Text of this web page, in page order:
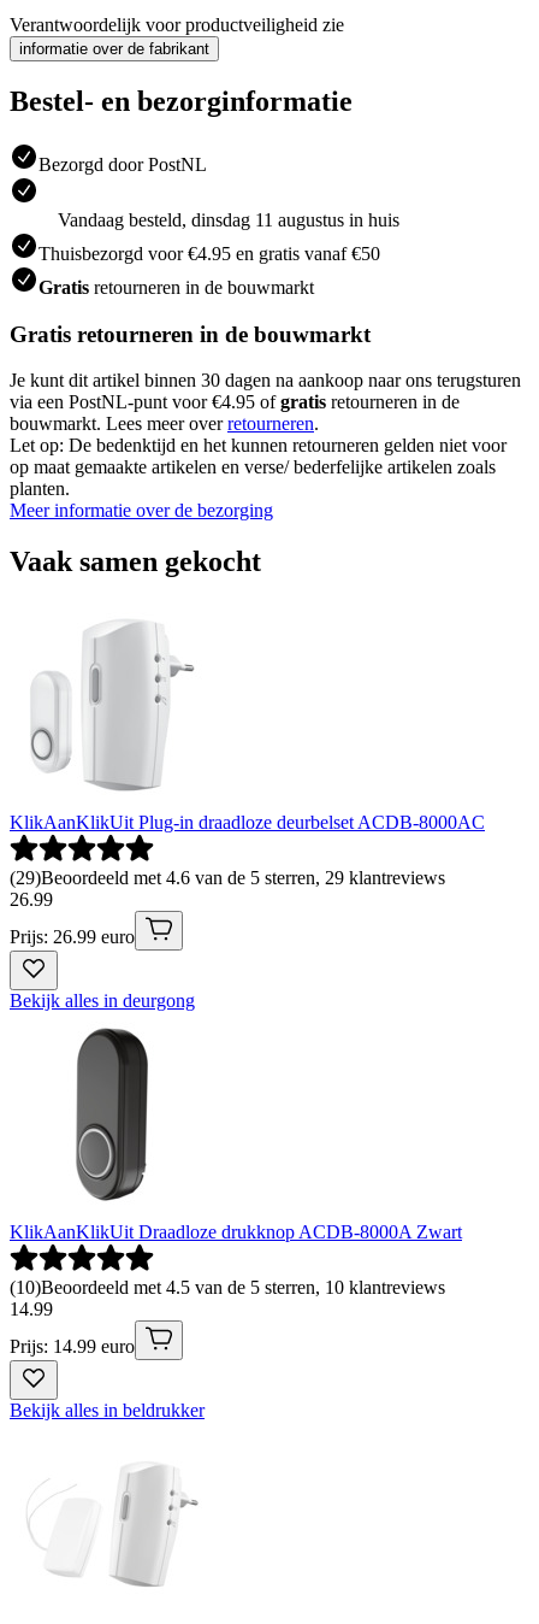
Verantwoordelijk voor productveiligheid zie
informatie over de fabrikant
Bestel- en bezorginformatie
Bezorgd door PostNL
Vandaag besteld, dinsdag 11 augustus in huis
Thuisbezorgd voor €4.95 en gratis vanaf €50
Gratis retourneren in de bouwmarkt
Gratis retourneren in de bouwmarkt
Je kunt dit artikel binnen 30 dagen na aankoop naar ons terugsturen
via een PostNL-punt voor €4.95 ofgratis retourneren in de
bouwmarkt. Lees meer overretourneren.
Let op: De bedenktijd en het kunnen retourneren gelden niet voor
op maat gemaakte artikelen en verse/ bederfelijke artikelen zoals
planten.
Meer informatie over de bezorging
Vaak samen gekocht
KlikAanKlikUit Plug-in draadloze deurbelset ACDB-8000AC
(29)Beoordeeld met 4.6 van de 5 sterren, 29 klantreviews
26.99
Prijs: 26.99 euro
Bekijk alles in deurgong
KlikAanKlikUit Draadloze drukknop ACDB-8000A Zwart
(10)Beoordeeld met 4.5 van de 5 sterren, 10 klantreviews
14.99
Prijs: 14.99 euro
Bekijk alles in beldrukker